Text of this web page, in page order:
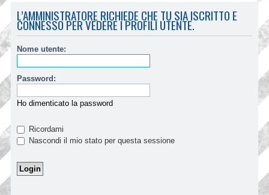
L’AMMINISTRATORE RICHIEDE CHE TU SIA ISCRITTO E
CONNESSO PER VEDERE I PROFILI UTENTE.
Nome utente:
Password:
Ho dimenticato la password
Ricordami
Nascondi il mio stato per questa sessione